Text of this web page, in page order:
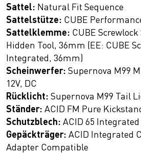
Sattel: Natural Fit Sequence
Sattelstütze: CUBE
Sattelklemme: CUBE
Hidden Tool, 36mm (EE: CUBE
Integrated, 36mm)
Scheinwerfer: Supernova M99
12V, DC
Rücklicht: Supernova M99 Tail
Ständer: ACID FM Pure
Schutzblech: ACID 65
Gepäckträger: ACID Integrated
Adapter Compatible